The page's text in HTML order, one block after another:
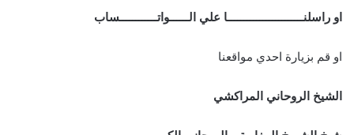
او راسلنــــــــــــــــــــــــا علي الــــــواتــــــــــــساب
او قم بزيارة احدي مواقعنا
الشيخ الروحاني المراكشي